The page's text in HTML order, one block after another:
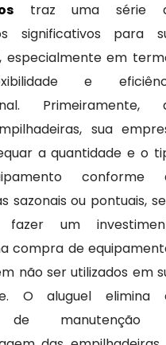
traz uma série
significativos para
especialmente em
e
Primeiramente,
sua
a quantidade e o
conforme
sazonais ou pontuais,
fazer um
compra de
não ser utilizados em
O aluguel elimina
de manutenção